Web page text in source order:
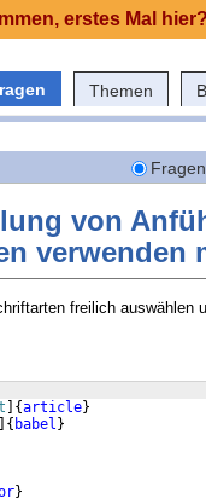
Themen
Fragen
von
verwenden
freilich auswählen
{article}
{ babel }
}
erstes Mal